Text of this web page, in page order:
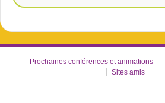
Prochaines conférences et animations
Sites amis